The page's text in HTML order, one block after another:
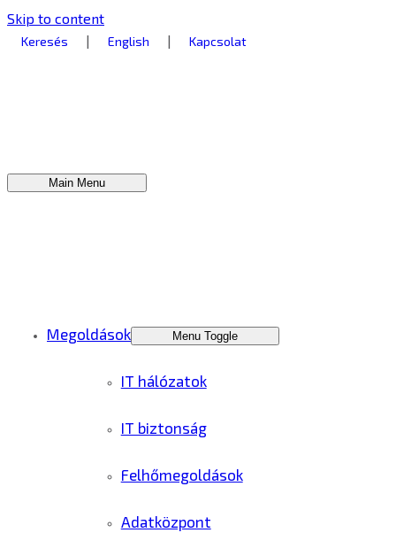
Skip to content
Keresés | English | Kapcsolat
Main Menu
Megoldások Menu Toggle
IT hálózatok
IT biztonság
Felhőmegoldások
Adatközpont